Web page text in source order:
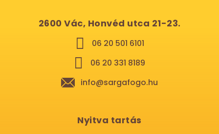
2600 Vác, Honvéd utca 21-23.
06 20 501 6101
06 20 331 8189
info@sargafogo.hu
Nyitva tartás